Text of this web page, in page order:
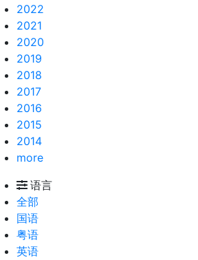
2022
2021
2020
2019
2018
2017
2016
2015
2014
more
语言
全部
国语
粤语
英语